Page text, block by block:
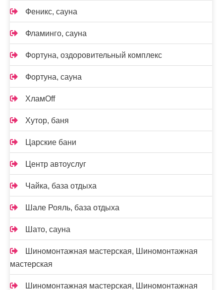
Феникс, сауна
Фламинго, сауна
Фортуна, оздоровительный комплекс
Фортуна, сауна
ХламOff
Хутор, баня
Царские бани
Центр автоуслуг
Чайка, база отдыха
Шале Рояль, база отдыха
Шато, сауна
Шиномонтажная мастерская, Шиномонтажная
мастерская
Шиномонтажная мастерская, Шиномонтажная